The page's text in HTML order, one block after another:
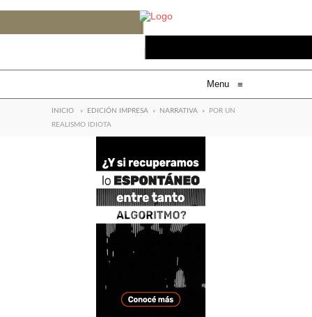
Menu ≡
INICIO » EDICIÓN IMPRESA » NARRATIVA »
POR UN
REALISMO IDIOTA